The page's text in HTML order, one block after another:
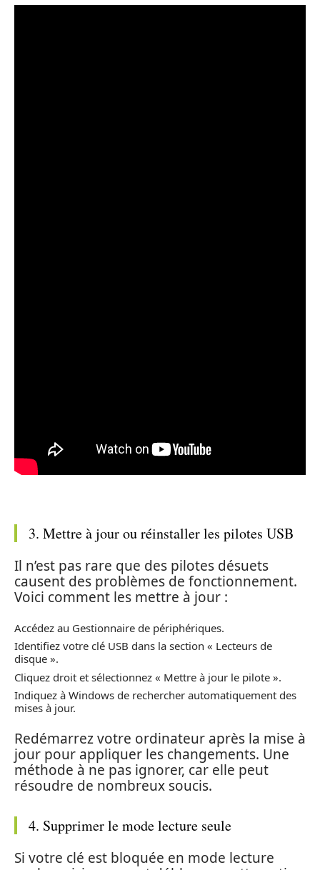
3. Mettre à jour ou réinstaller les pilotes USB
Il n’est pas rare que des pilotes désuets
causent des problèmes de fonctionnement.
Voici comment les mettre à jour :
Accédez au Gestionnaire de périphériques.
Identifiez votre clé USB dans la section « Lecteurs de
disque ».
Cliquez droit et sélectionnez « Mettre à jour le pilote ».
Indiquez à Windows de rechercher automatiquement des
mises à jour.
Redémarrez votre ordinateur après la mise à
jour pour appliquer les changements. Une
méthode à ne pas ignorer, car elle peut
résoudre de nombreux soucis.
4. Supprimer le mode lecture seule
Si votre clé est bloquée en mode lecture